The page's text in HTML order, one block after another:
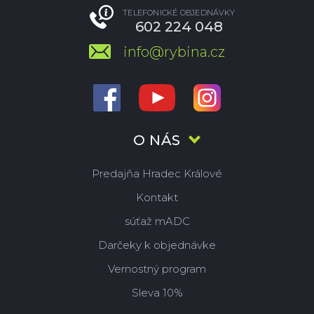
O NÁS
Predajňa Hradec Králové
Kontakt
súťaž mADC
Darčeky k objednávke
Vernostný program
Sleva 10%
TELEFONICKÉ OBJEDNÁVKY
602 224 048
info@rybina.cz